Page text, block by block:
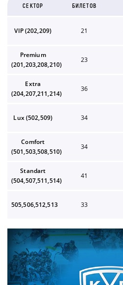
СЕКТОР БИЛЕТОВ
VIP (202,209) 21
Premium
(201,203,208,210)
23
Extra
(204,207,211,214)
36
Lux (502,509) 34
Comfort
(501,503,508,510)
34
Standart
(504,507,511,514)
41
505,506,512,513 33